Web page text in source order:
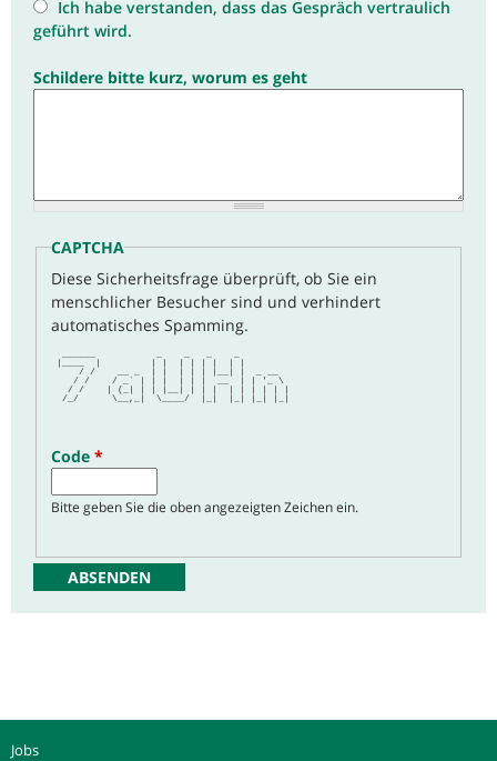
Ich habe verstanden, dass das Gespräch vertraulich
geführt wird.
Schildere bitte kurz, worum es geht
CAPTCHA
Diese Sicherheitsfrage überprüft, ob Sie ein
menschlicher Besucher sind und verhindert
automatisches Spamming.
|____  |         | |  | | | |  | |
     / /    __ _  | |  | | | |__| |  _ __
    / /    / _` | | |  | | |  __  | | '_ \
   / /    | (_| | | |__| | | |  | | | | | |
  /_/      \__,_|  \____/  |_|  |_| |_| |_|
Code *
Bitte geben Sie die oben angezeigten Zeichen ein.
Jobs